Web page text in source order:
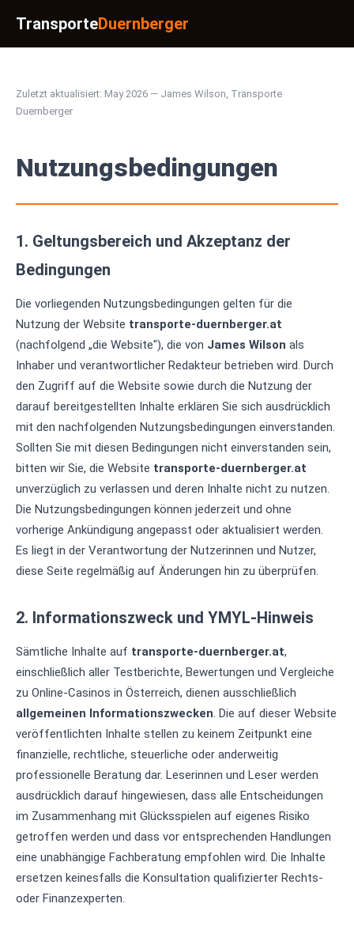
TransporteDuernberger
Zuletzt aktualisiert: May 2026 — James Wilson, Transporte
Duernberger
Nutzungsbedingungen
1. Geltungsbereich und Akzeptanz der
Bedingungen
Die vorliegenden Nutzungsbedingungen gelten für die
Nutzung der Website transporte-duernberger.at
(nachfolgend „die Website"), die von James Wilson als
Inhaber und verantwortlicher Redakteur betrieben wird. Durch
den Zugriff auf die Website sowie durch die Nutzung der
darauf bereitgestellten Inhalte erklären Sie sich ausdrücklich
mit den nachfolgenden Nutzungsbedingungen einverstanden.
Sollten Sie mit diesen Bedingungen nicht einverstanden sein,
bitten wir Sie, die Website transporte-duernberger.at
unverzüglich zu verlassen und deren Inhalte nicht zu nutzen.
Die Nutzungsbedingungen können jederzeit und ohne
vorherige Ankündigung angepasst oder aktualisiert werden.
Es liegt in der Verantwortung der Nutzerinnen und Nutzer,
diese Seite regelmäßig auf Änderungen hin zu überprüfen.
2. Informationszweck und YMYL-Hinweis
Sämtliche Inhalte auf transporte-duernberger.at,
einschließlich aller Testberichte, Bewertungen und Vergleiche
zu Online-Casinos in Österreich, dienen ausschließlich
allgemeinen Informationszwecken. Die auf dieser Website
veröffentlichten Inhalte stellen zu keinem Zeitpunkt eine
finanzielle, rechtliche, steuerliche oder anderweitig
professionelle Beratung dar. Leserinnen und Leser werden
ausdrücklich darauf hingewiesen, dass alle Entscheidungen
im Zusammenhang mit Glücksspielen auf eigenes Risiko
getroffen werden und dass vor entsprechenden Handlungen
eine unabhängige Fachberatung empfohlen wird. Die Inhalte
ersetzen keinesfalls die Konsultation qualifizierter Rechts-
oder Finanzexperten.